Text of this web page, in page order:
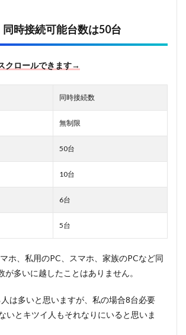
同時接続可能台数は50台
クロールできます→
同時接続数
無制限
50台
10台
6台
5台
ホ、私用のPC、スマホ、家族のPCなど同
が多いに越したことはありません。
は多いと思いますが、私の場合8台必要
いとキツイ人もそれなりにいると思いま